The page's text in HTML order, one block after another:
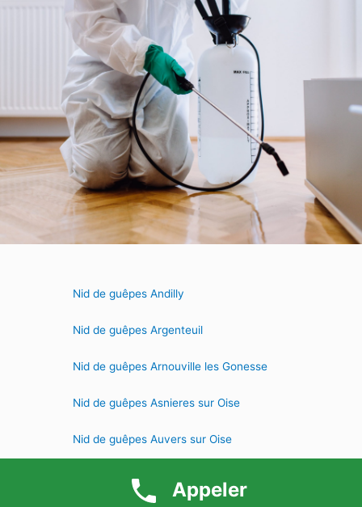
Nid de guêpes Andilly
Nid de guêpes Argenteuil
Nid de guêpes Arnouville les Gonesse
Nid de guêpes Asnieres sur Oise
Nid de guêpes Auvers sur Oise
Appeler